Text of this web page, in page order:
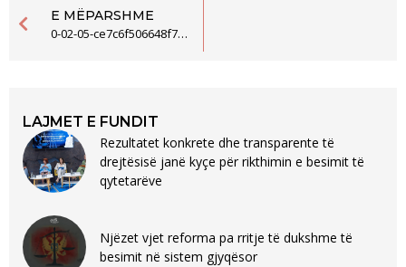
E MËPARSHME
0-02-05-ce7c6f506648f79a1098c90953309793c14e8c32a636c1a689c67999e72e95ed_ea5f0e965e2cabc5
LAJMET E FUNDIT
Rezultatet konkrete dhe transparente të
drejtësisë janë kyçe për rikthimin e besimit të
qytetarëve
Njëzet vjet reforma pa rritje të dukshme të
besimit në sistem gjyqësor